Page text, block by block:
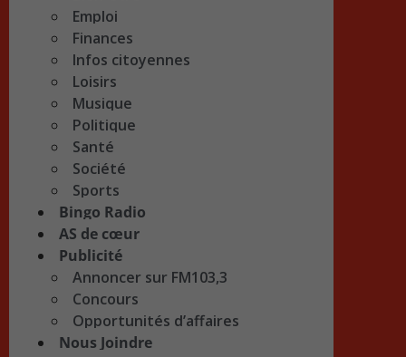
Emploi
Finances
Infos citoyennes
Loisirs
Musique
Politique
Santé
Société
Sports
Bingo Radio
AS de cœur
Publicité
Annoncer sur FM103,3
Concours
Opportunités d’affaires
Nous Joindre